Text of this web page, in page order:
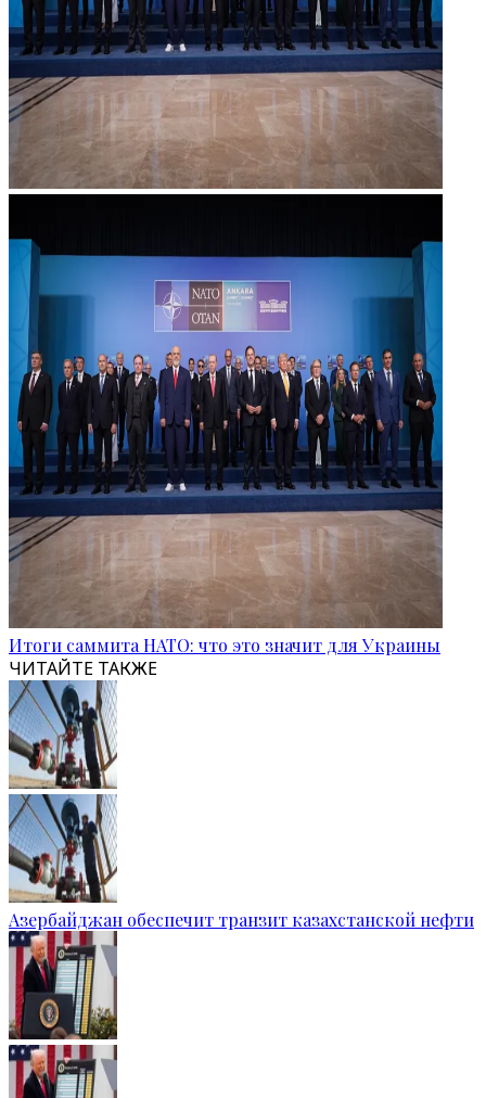
Итоги саммита НАТО: что это значит для Украины
ЧИТАЙТЕ ТАКЖЕ
Азербайджан обеспечит транзит казахстанской нефти